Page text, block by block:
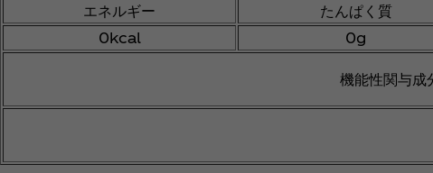
エネルギー たんぱく質
0kcal
0g
機能性関与成